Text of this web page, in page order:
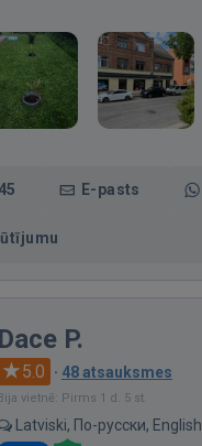
E-pasts
Dace P.
5.0 · 48 atsauksmes
Bija vietnē: Pirms 1 d. 5 st.
Latviski, По-русски, English